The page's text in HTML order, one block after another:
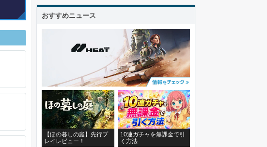
おすすめニュース
【ほの暮しの庭】先行プ
レイレビュー！
10連ガチャを無課金で引
く方法